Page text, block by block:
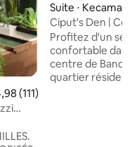
moyenne sur la
(111)
Suite ⋅
Ciput's Den |
PVJ et Ciwalk |
Profitez d'un
confortable dans
centre de Bandung. Située
quartier